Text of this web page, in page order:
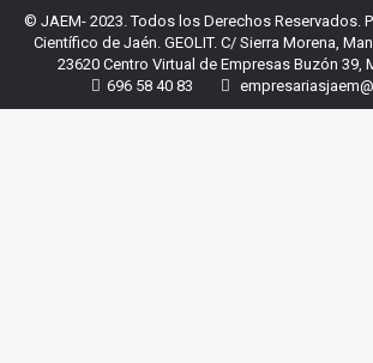
© JAEM- 2023. Todos los Derechos Reservados.
Científico de Jaén. GEOLIT. C/ Sierra Morena,
23620 Centro Virtual de Empresas Buzón 39,
696 58 40 83